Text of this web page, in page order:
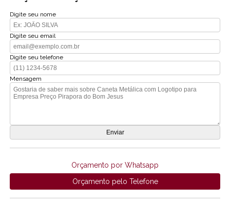
Digite seu nome
Digite seu email
Digite seu telefone
Mensagem
Orçamento por Whatsapp
Orçamento pelo Telefone